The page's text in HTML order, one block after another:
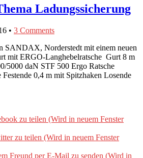
Ladungssicherung
• 3 Comments
SANDAX, Norderstedt mit einem neuen
mit ERGO-Langhebelratsche Gurt 8 m
5000 daN STF 500 Ergo Ratsche
0,4 m mit Spitzhaken Losende
zu teilen (Wird in neuem Fenster
zu teilen (Wird in neuem Fenster
Freund per E-Mail zu senden (Wird in